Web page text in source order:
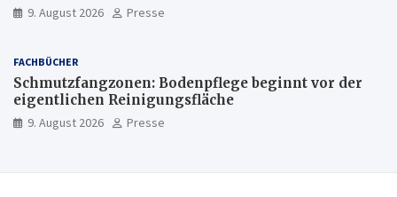
9. August 2026 Presse
FACHBÜCHER
Schmutzfangzonen: Bodenpflege beginnt vor der
eigentlichen Reinigungsfläche
9. August 2026 Presse